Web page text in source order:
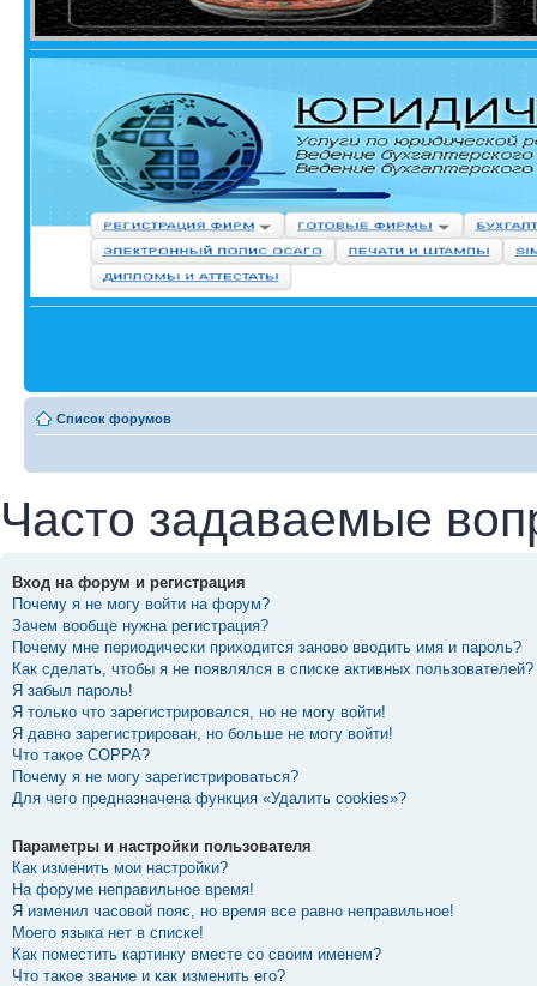
Список форумов
Часто задаваемые
Вход на форум и регистрация
Почему я не могу войти на форум?
Зачем вообще нужна регистрация?
Почему мне периодически приходится заново вводить имя и пароль?
Как сделать, чтобы я не появлялся в списке активных пользователей?
Я забыл пароль!
Я только что зарегистрировался, но не могу войти!
Я давно зарегистрирован, но больше не могу войти!
Что такое COPPA?
Почему я не могу зарегистрироваться?
Для чего предназначена функция «Удалить cookies»?
Параметры и настройки пользователя
Как изменить мои настройки?
На форуме неправильное время!
Я изменил часовой пояс, но время все равно неправильное!
Моего языка нет в списке!
Как поместить картинку вместе со своим именем?
Что такое звание и как изменить его?